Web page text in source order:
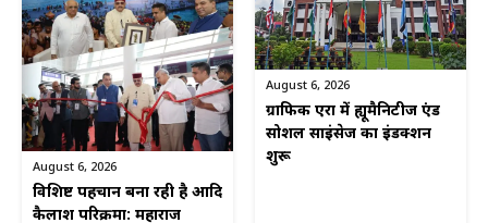
August 6, 2026
विशिष्ट पहचान बना रही है आदि
कैलाश परिक्रमा: महाराज
August 6, 2026
ग्राफिक एरा में ह्यूमैनिटीज एंड
सोशल साइंसेज का इंडक्शन
शुरू